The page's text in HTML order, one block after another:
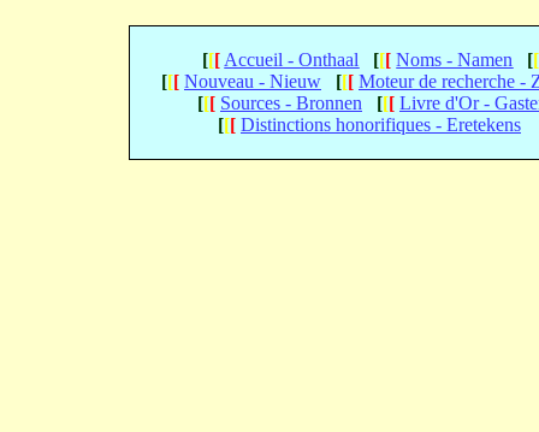
[[[ Accueil - Onthaal [[[ Noms - Namen [[
[[[ Nouveau - Nieuw [[[ Moteur de recherche -
[[[ Sources - Bronnen [[[ Livre d'Or -
[[[ Distinctions honorifiques - Eretekens